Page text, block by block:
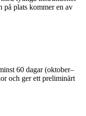
på plats kommer en av
60 dagar (oktober–
och ger ett preliminärt